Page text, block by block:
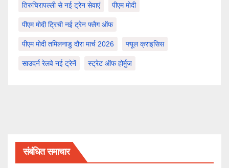
तिरुचिरापल्ली से नई ट्रेन सेवाएं पीएम मोदी
पीएम मोदी ट्रिची नई ट्रेन फ्लैग ऑफ
पीएम मोदी तमिलनाडु दौरा मार्च 2026 फ्यूल क्राइसिस
साउदर्न रेलवे नई ट्रेनें स्ट्रेट ऑफ होर्मुज
संबंधित समाचार